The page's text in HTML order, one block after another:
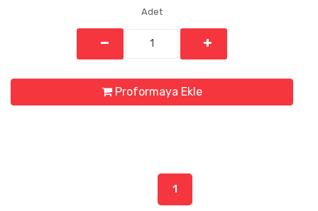
Adet
Proformaya Ekle
1